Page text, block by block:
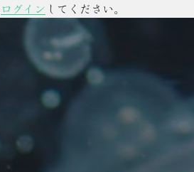
ログイン してください。